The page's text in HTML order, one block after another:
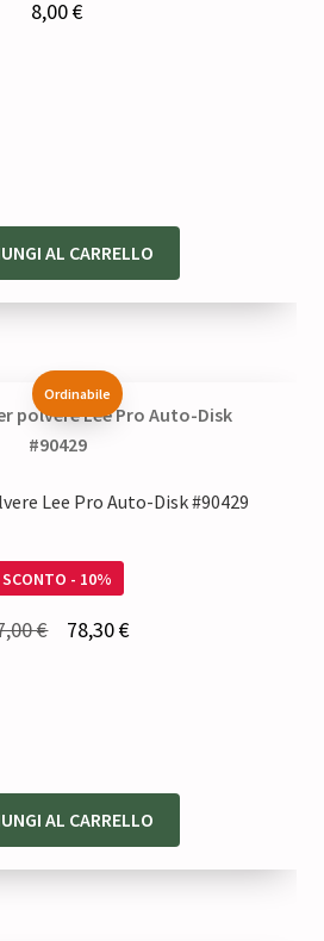
8,00€
AL CARRELLO
Ordinabile
Lee Pro Auto-Disk #90429
SCONTO - 10%
€ 78,30€Il
AL CARRELLO